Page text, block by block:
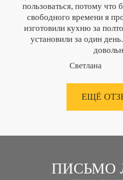
пользоваться, потому что
свободного времени я
изготовили кухню за
установили за один
Светлана
ЕЩЁ
ПИСЬМО